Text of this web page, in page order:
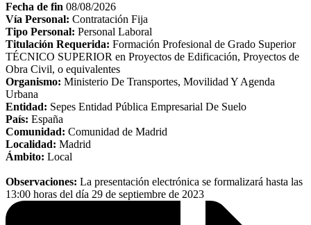
Fecha de fin 08/08/2026
Vía Personal: Contratación Fija
Tipo Personal: Personal Laboral
Titulación Requerida: Formación Profesional de Grado Superior
TÉCNICO SUPERIOR en Proyectos de Edificación, Proyectos de
Obra Civil, o equivalentes
Organismo: Ministerio De Transportes, Movilidad Y Agenda
Urbana
Entidad: Sepes Entidad Pública Empresarial De Suelo
País: España
Comunidad: Comunidad de Madrid
Localidad: Madrid
Ámbito: Local
Observaciones: La presentación electrónica se formalizará hasta las
13:00 horas del día 29 de septiembre de 2023